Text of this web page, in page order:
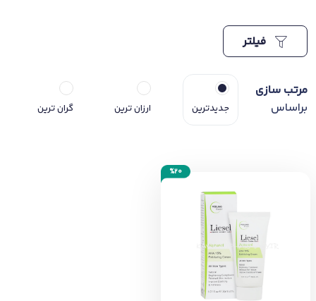
مرتب سازی
براساس
جدیدترین ارزان ترین گران ترین
%20